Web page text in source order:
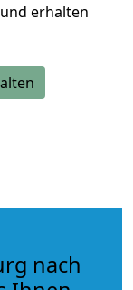
und erhalten
nach